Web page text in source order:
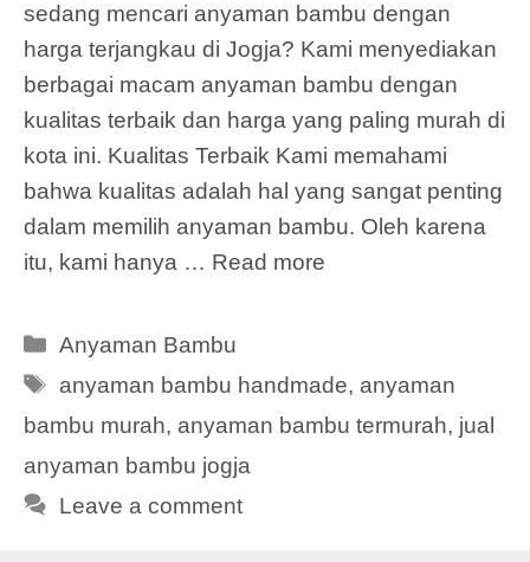
sedang mencari anyaman bambu dengan
harga terjangkau di Jogja? Kami menyediakan
berbagai macam anyaman bambu dengan
kualitas terbaik dan harga yang paling murah di
kota ini. Kualitas Terbaik Kami memahami
bahwa kualitas adalah hal yang sangat penting
dalam memilih anyaman bambu. Oleh karena
itu, kami hanya … Read more
Categories
Anyaman Bambu
Tags
anyaman bambu handmade, anyaman
bambu murah, anyaman bambu termurah, jual
anyaman bambu jogja
Leave a comment